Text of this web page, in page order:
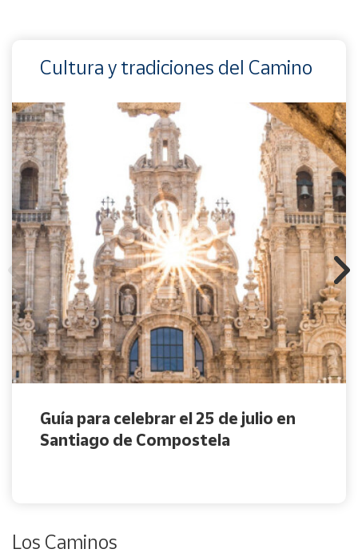
Cultura y tradiciones del Camino
Guía para celebrar el 25 de julio en
Santiago de Compostela
Los Caminos